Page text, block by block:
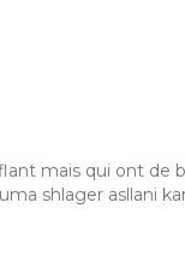
mais qui ont de
shlager asllani